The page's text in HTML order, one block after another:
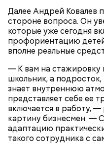
Далее Андрей Ковалев
стороне вопроса. Он
которые уже сегодня
профориентацию
вполне реальные
— К вам на стажировку
школьник, а
знает внутреннюю
представляет себе ее
включается в работу,
картину бизнесмен. —
адаптацию
такого сотрудника с
— Как только кабачки
кастрюлю 1 лавровый
перца. Снова тушить
Белькович.
снова перемешать и